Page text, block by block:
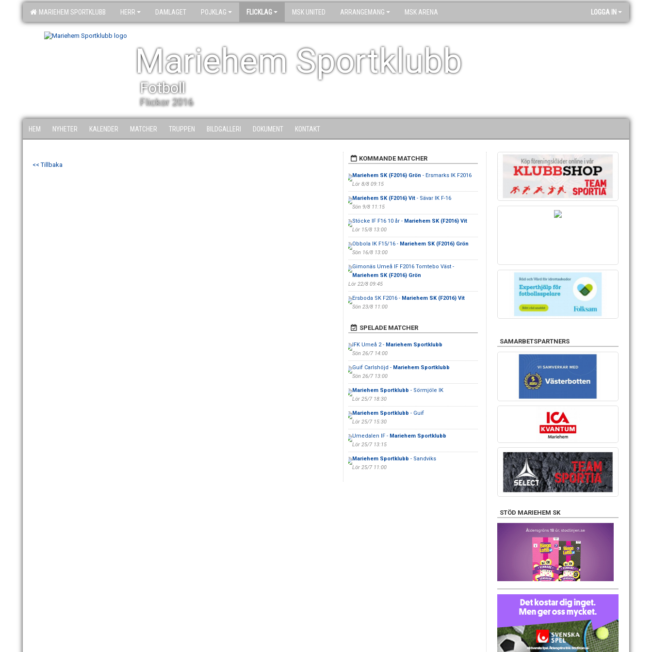
MARIEHEM SPORTKLUBB HERR DAMLAGET POJKLAG FLICKLAG MSK UNITED ARRANGEMANG MSK ARENA LOGGA IN
Mariehem Sportklubb
Fotboll
Flickor 2016
HEM NYHETER KALENDER MATCHER TRUPPEN BILDGALLERI DOKUMENT KONTAKT
<< Tillbaka
KOMMANDE MATCHER
Mariehem SK (F2016) Grön - Ersmarks IK F2016
Lör 8/8 09:15
Mariehem SK (F2016) Vit- Sävar IK F-16
Sön 9/8 11:15
Stöcke IF F16 10 år - Mariehem SK (F2016) Vit
Lör 15/8 13:00
Obbola IK F15/16 - Mariehem SK (F2016) Grön
Sön 16/8 13:00
Gimonäs Umeå IF F2016 Tomtebo Väst -
Mariehem SK (F2016) Grön
Lör 22/8 09:45
Ersboda SK F2016 - Mariehem SK (F2016) Vit
Sön 23/8 11:00
SPELADE MATCHER
IFK Umeå 2 - Mariehem Sportklubb
Sön 26/7 14:00
Guif Carlshöjd - Mariehem Sportklubb
Sön 26/7 13:00
Mariehem Sportklubb - Sörmjöle IK
Lör 25/7 18:30
Mariehem Sportklubb - Guif
Lör 25/7 15:30
Umedalen IF - Mariehem Sportklubb
Lör 25/7 13:15
Mariehem Sportklubb - Sandviks
Lör 25/7 11:00
SAMARBETSPARTNERS
STÖD MARIEHEM SK